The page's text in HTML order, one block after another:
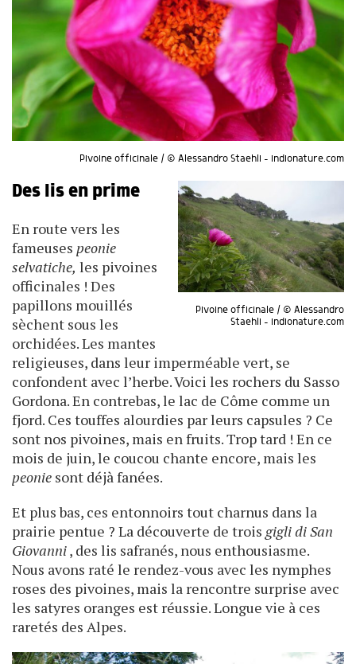
Pivoine officinale / © Alessandro Staehli - indionature.com
Pivoine officinale / © Alessandro
Staehli - indionature.com
Des lis en prime
En route vers les
fameuses peonie
selvatiche, les pivoines
officinales ! Des
papillons mouillés
sèchent sous les
orchidées. Les mantes
religieuses, dans leur imperméable vert, se
confondent avec l’herbe. Voici les rochers du Sasso
Gordona. En contrebas, le lac de Côme comme un
fjord. Ces touffes alourdies par leurs capsules ? Ce
sont nos pivoines, mais en fruits. Trop tard ! En ce
mois de juin, le coucou chante encore, mais les
peonie sont déjà fanées.
Et plus bas, ces entonnoirs tout charnus dans la
prairie pentue ? La découverte de trois gigli di San
Giovanni, des lis safranés, nous enthousiasme.
Nous avons raté le rendez-vous avec les nymphes
roses des pivoines, mais la rencontre surprise avec
les satyres oranges est réussie. Longue vie à ces
raretés des Alpes.